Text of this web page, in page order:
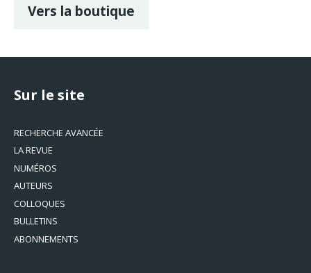
Vers la boutique
Sur le site
RECHERCHE AVANCÉE
LA REVUE
NUMÉROS
AUTEURS
COLLOQUES
BULLETINS
ABONNEMENTS